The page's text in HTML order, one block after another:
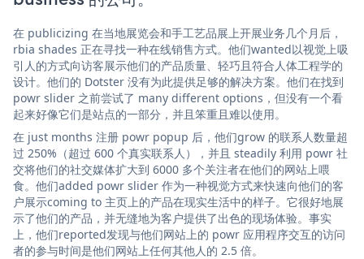
在 publicizing 在当地展览会和手工艺品展上开展业务几个月后，
rbia shades 正在寻找一种在线销售方式。他们wanted以视觉上吸
引人的方式向访客展示他们的产品质量、轻巧且符合人体工程学的
设计。他们的 Dotster 没有为此提供足够的解决方案。他们在找到
powr slider 之前尝试了 many different options，但没有一个看
起来好像它们是站点的一部分，并且笨重且难以使用。
在 just months 注册 powr popup 后，他们grow 的联系人数量超
过 250%（超过 600 个真实联系人），并且 steadily 利用 powr 社
交将他们的社交媒体扩大到 6000 多个关注者在他们的网站上喂
食。他们added powr slider 作为一种视觉方式来快速向他们的客
户展示coming to 主页上的产品在现实生活中的样子。它很好地展
示了他们的产品，并无缝地为客户提供了出色的现场体验。事实
上，他们reported发现与他们网站上的 powr 应用程序交互的访问
者的参与时间是他们网站上任何其他人的 2.5 倍。